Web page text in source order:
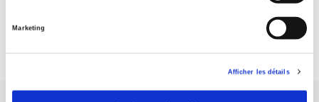
Marketing
Afficher les détails